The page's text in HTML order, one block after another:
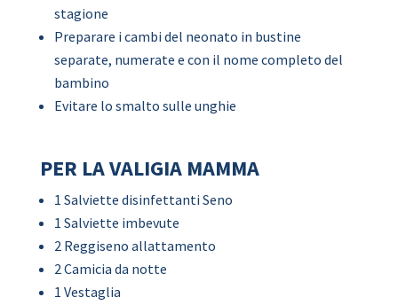
stagione
Preparare i cambi del neonato in bustine
separate, numerate e con il nome completo del
bambino
Evitare lo smalto sulle unghie
PER LA VALIGIA MAMMA
1 Salviette disinfettanti Seno
1 Salviette imbevute
2 Reggiseno allattamento
2 Camicia da notte
1 Vestaglia